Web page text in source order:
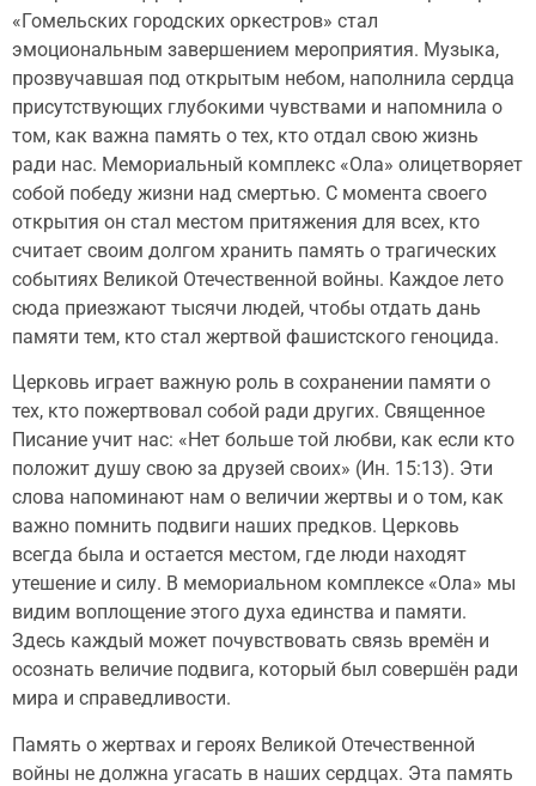
«Гомельских городских оркестров» стал
эмоциональным завершением мероприятия. Музыка,
прозвучавшая под открытым небом, наполнила сердца
присутствующих глубокими чувствами и напомнила о
том, как важна память о тех, кто отдал свою жизнь
ради нас. Мемориальный комплекс «Ола» олицетворяет
собой победу жизни над смертью. С момента своего
открытия он стал местом притяжения для всех, кто
считает своим долгом хранить память о трагических
событиях Великой Отечественной войны. Каждое лето
сюда приезжают тысячи людей, чтобы отдать дань
памяти тем, кто стал жертвой фашистского геноцида.
Церковь играет важную роль в сохранении памяти о
тех, кто пожертвовал собой ради других. Священное
Писание учит нас: «Нет больше той любви, как если кто
положит душу свою за друзей своих» (Ин. 15:13). Эти
слова напоминают нам о величии жертвы и о том, как
важно помнить подвиги наших предков. Церковь
всегда была и остается местом, где люди находят
утешение и силу. В мемориальном комплексе «Ола» мы
видим воплощение этого духа единства и памяти.
Здесь каждый может почувствовать связь времён и
осознать величие подвига, который был совершён ради
мира и справедливости.
Память о жертвах и героях Великой Отечественной
войны не должна угасать в наших сердцах. Эта память